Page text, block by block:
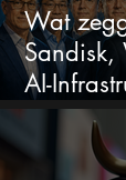
Wat
Sandisk,
AI-
werkelijk